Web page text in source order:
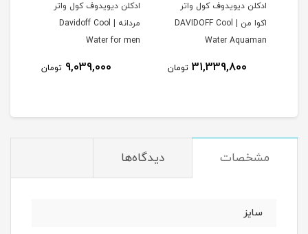
ادکلن دیویدوف کول واتر
اکوا من | DAVIDOFF Cool
Water Aquaman
31,339,800 تومان
ادکلن دیویدوف کول واتر
مردانه | Davidoff Cool
Water for men
9,039,000 تومان
مشخصات دیدگاه‌ها
سایز